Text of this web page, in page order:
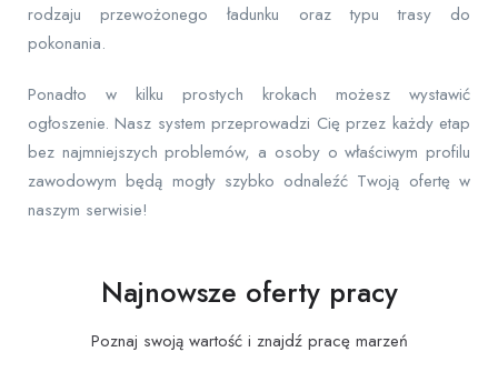
rodzaju przewożonego ładunku oraz typu trasy do
pokonania.
Ponadto w kilku prostych krokach możesz wystawić
ogłoszenie. Nasz system przeprowadzi Cię przez każdy etap
bez najmniejszych problemów, a osoby o właściwym profilu
zawodowym będą mogły szybko odnaleźć Twoją ofertę w
naszym serwisie!
Najnowsze oferty pracy
Poznaj swoją wartość i znajdź pracę marzeń